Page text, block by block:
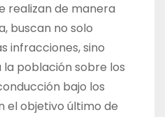
realizan de manera
buscan no solo
infracciones, sino
población sobre los
bajo los
el objetivo último de